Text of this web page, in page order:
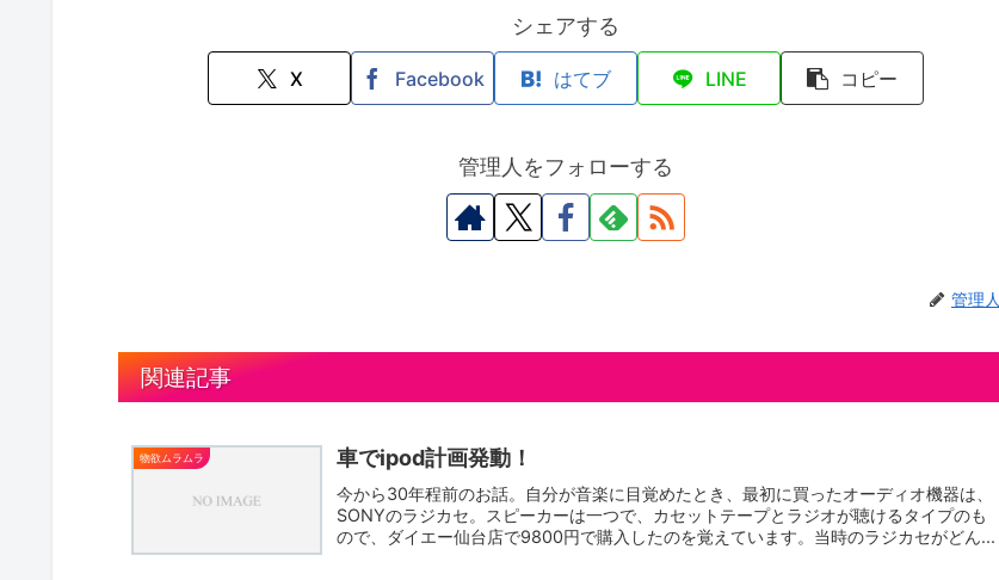
シェアする
X Facebook はてブ LINE コピー
管理人をフォローする
管理人
関連記事
物欲ムラムラ 車でipod計画発動！
今から30年程前のお話。自分が音楽に目覚めたとき、最初に買ったオーディオ機器は、
SONYのラジカセ。スピーカーは一つで、カセットテープとラジオが聴けるタイプのも
ので、ダイエー仙台店で9800円で購入したのを覚えています。当時のラジカセがどん...